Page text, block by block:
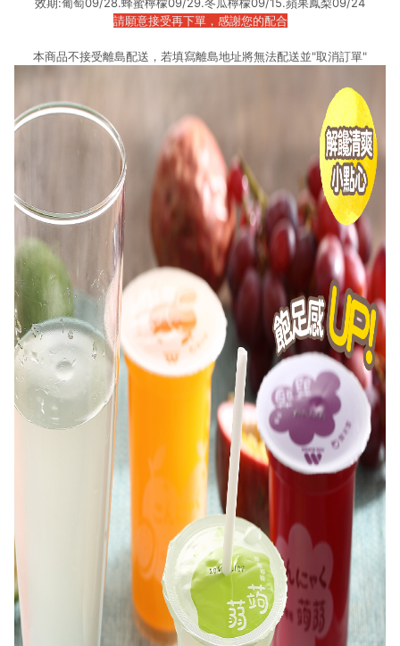
請願意接受再下單，感謝您的配合
本商品不接受離島配送，若填寫離島地址將無法配送並"取消訂單"